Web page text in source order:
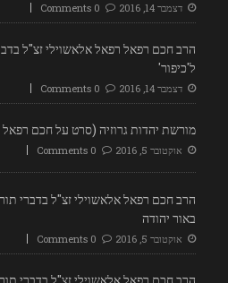
דצמבר 14, 2016
הרב חכם רפאל רפאל אלאשוילי זצ"ל
ל'כיפור'
דצמבר 14, 2016
מורשת יהדות גרוזיה (סרט על חכם רפאל
אוקטובר 5, 2016
הרב חכם רפאל אלאשוילי זצ"ל בדברי
באור יהודה
אוקטובר 5, 2016